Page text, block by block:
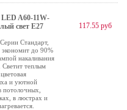
A60-11W-
свет Е27
Стандарт,
экономит до 90%
накаливания
Светит теплым
и уютной
потолочных,
в люстрах и
117.55 руб